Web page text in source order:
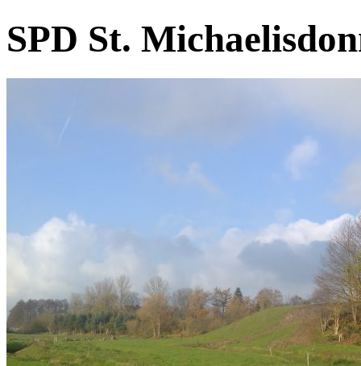
SPD St.